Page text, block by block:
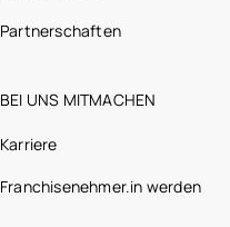
Partnerschaften
BEI UNS MITMACHEN
Karriere
Franchisenehmer.in werden